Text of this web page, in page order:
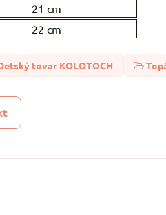
21 cm
22 cm
tovar KOLOTOCH